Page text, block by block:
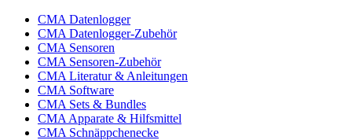
CMA Datenlogger
CMA Datenlogger-Zubehör
CMA Sensoren
CMA Sensoren-Zubehör
CMA Literatur & Anleitungen
CMA Software
CMA Sets & Bundles
CMA Apparate & Hilfsmittel
CMA Schnäppchenecke